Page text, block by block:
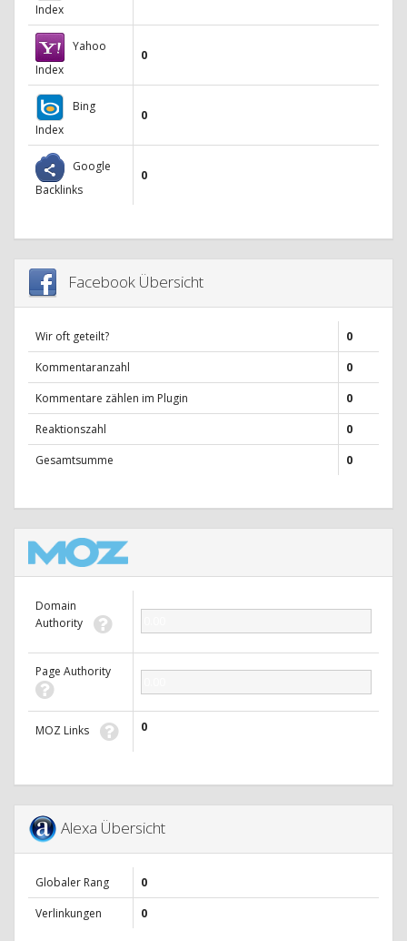
Index
Yahoo
Index
0
Bing
Index
0
Google
Backlinks
0
Facebook Übersicht
Wir oft geteilt?
0
Kommentaranzahl
0
Kommentare zählen im Plugin
0
Reaktionszahl
0
Gesamtsumme
0
Domain
Authority
Page Authority
MOZ Links 0
Alexa Übersicht
Globaler Rang
0
Verlinkungen
0